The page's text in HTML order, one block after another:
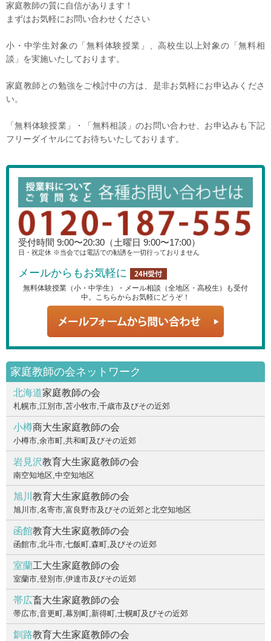
家庭教師の質に自信があります！
まずはお気軽にお問い合わせください
小・中学生対象の「無料体験授業」、高校生以上対象の「無料相
談」を実施いたしております。
家庭教師との勉強をご検討中の方は、是非お気軽にお申込みくださ
い。
「無料体験授業」・「無料相談」のお問い合わせ、お申込みも下記
フリーダイヤルにてお待ちいたしております。
受付時間 9:00〜20:30（土曜日 9:00〜17:00）
日・祝定休 ※当会では電話での勧誘を一切行っておりません
メールからもお気軽に
無料体験授業（小・中学生）・メール相談（全地区・高校生）も受付
中。こちらからお気軽にどうぞ！
家庭教師の会ネットワーク
北海道家庭教師の会
札幌市,江別市,苫小牧市,千歳市及びその近郊
小樽商大生家庭教師の会
小樽市,余市町,共和町及びその近郊
岩見沢教育大生家庭教師の会
南空知地区,中空知地区
旭川 教育大生家庭教師の会
旭川市,名寄市,富良野市及びその近郊と北空知地区
函館教育大生家庭教師の会
函館市,北斗市,七飯町,森町,及びその近郊
室蘭工大生家庭教師の会
室蘭市,登別市,伊達市及びその近郊
帯広畜大生家庭教師の会
帯広市,音更町,幕別町,新得町,士幌町及びその近郊
釧路教育大生家庭教師の会